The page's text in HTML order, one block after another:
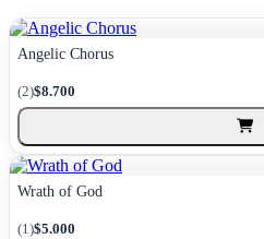
Angelic Chorus
(2)$8.700
Wrath of God
(1)$5.000